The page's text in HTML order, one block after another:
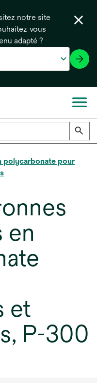
notre site
vous
adapté ?
polycarbonate pour
en
et
P-300